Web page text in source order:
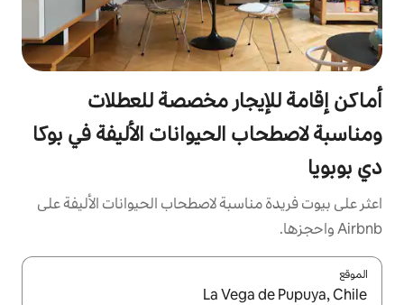
مخصصة للعطلات
الأليفة في بوكا
لاصطحاب الحيوانات الأليفة على
باستخدام السهمين لأعلى ولأسفل أو استكشف عن طريق اللمس أو السحب.